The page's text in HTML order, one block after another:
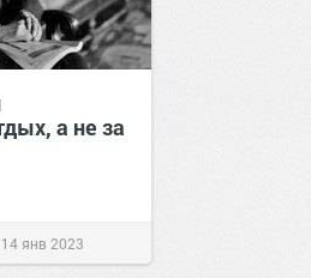
а не за
14 янв 2023